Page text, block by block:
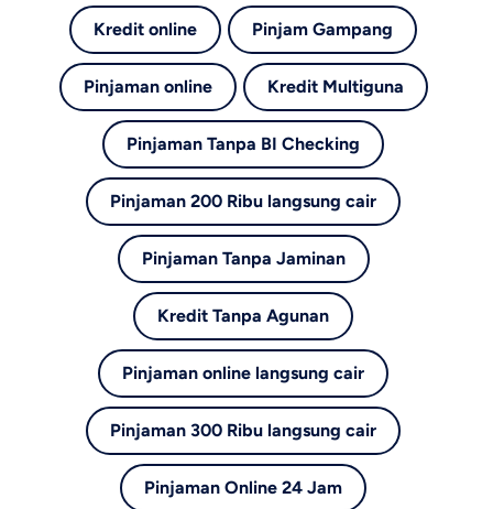
Kredit online Pinjam Gampang
Pinjaman online Kredit Multiguna
Pinjaman Tanpa BI Checking
Pinjaman 200 Ribu langsung cair
Pinjaman Tanpa Jaminan
Kredit Tanpa Agunan
Pinjaman online langsung cair
Pinjaman 300 Ribu langsung cair
Pinjaman Online 24 Jam